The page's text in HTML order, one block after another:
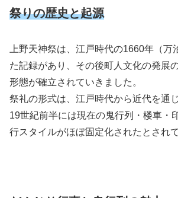
祭りの歴史と起源
上野天神祭は、江戸時代の1660年（万
た記録があり、その後町人文化の発展
形態が確立されていきました。
祭礼の形式は、江戸時代から近代を通
19世紀前半には現在の鬼行列・楼車・
行スタイルがほぼ固定化されたとされ